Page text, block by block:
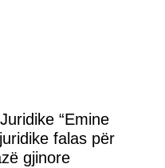
“Emine
falas për
gjinore